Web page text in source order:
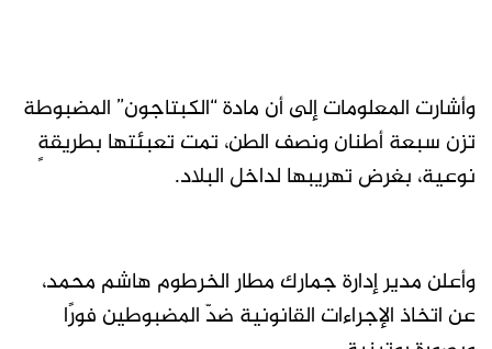
وأشارت المعلومات إلى أن مادة “الكبتاجون” المضبوطة
تزن سبعة أطنان ونصف الطن، تمت تعبئتها بطريقةٍ
نوعية، بغرض تهريبها لداخل البلاد.
وأعلن مدير إدارة جمارك مطار الخرطوم هاشم محمد،
عن اتخاذ الإجراءات القانونية ضدّ المضبوطين فورًا